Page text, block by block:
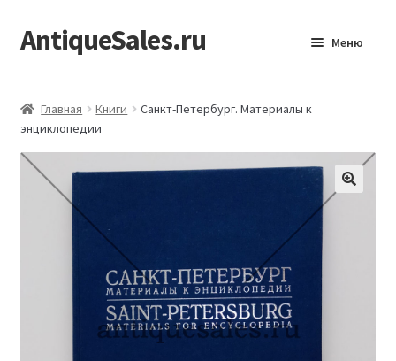
Перейти
к
Перейти
к
AntiqueSales.ru Меню
Главная Книги
Санкт-Петербург. Материалы к
энциклопедии